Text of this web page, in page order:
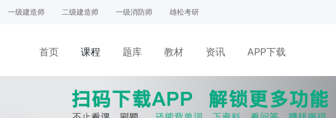
一级建造师 二级建造师 一级消防师 雄松考研
首页 课程
面授
题库 教材 资讯 APP下载